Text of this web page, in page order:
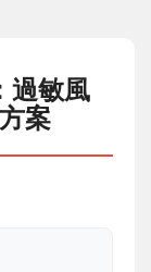
過敏風
案